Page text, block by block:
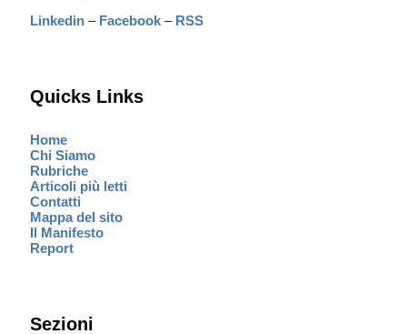
Linkedin – Facebook – RSS
Quicks Links
Home
Chi Siamo
Rubriche
Articoli più letti
Contatti
Mappa del sito
Il Manifesto
Report
Sezioni